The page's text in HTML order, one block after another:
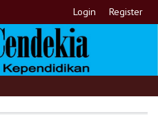
Login Register